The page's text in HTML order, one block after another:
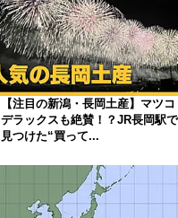
【注目の新潟・長岡土産】マツコ
デラックスも絶賛！？JR長岡駅で
見つけた“買って...